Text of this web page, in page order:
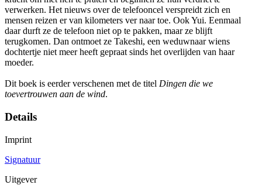
verwerken. Het nieuws over de telefooncel verspreidt zich en
mensen reizen er van kilometers ver naar toe. Ook Yui. Eenmaal
daar durft ze de telefoon niet op te pakken, maar ze blijft
terugkomen. Dan ontmoet ze Takeshi, een weduwnaar wiens
dochtertje niet meer heeft gepraat sinds het overlijden van haar
moeder.
Dit boek is eerder verschenen met de titel Dingen die we
toevertrouwen aan de wind.
Details
Imprint
Signatuur
Uitgever